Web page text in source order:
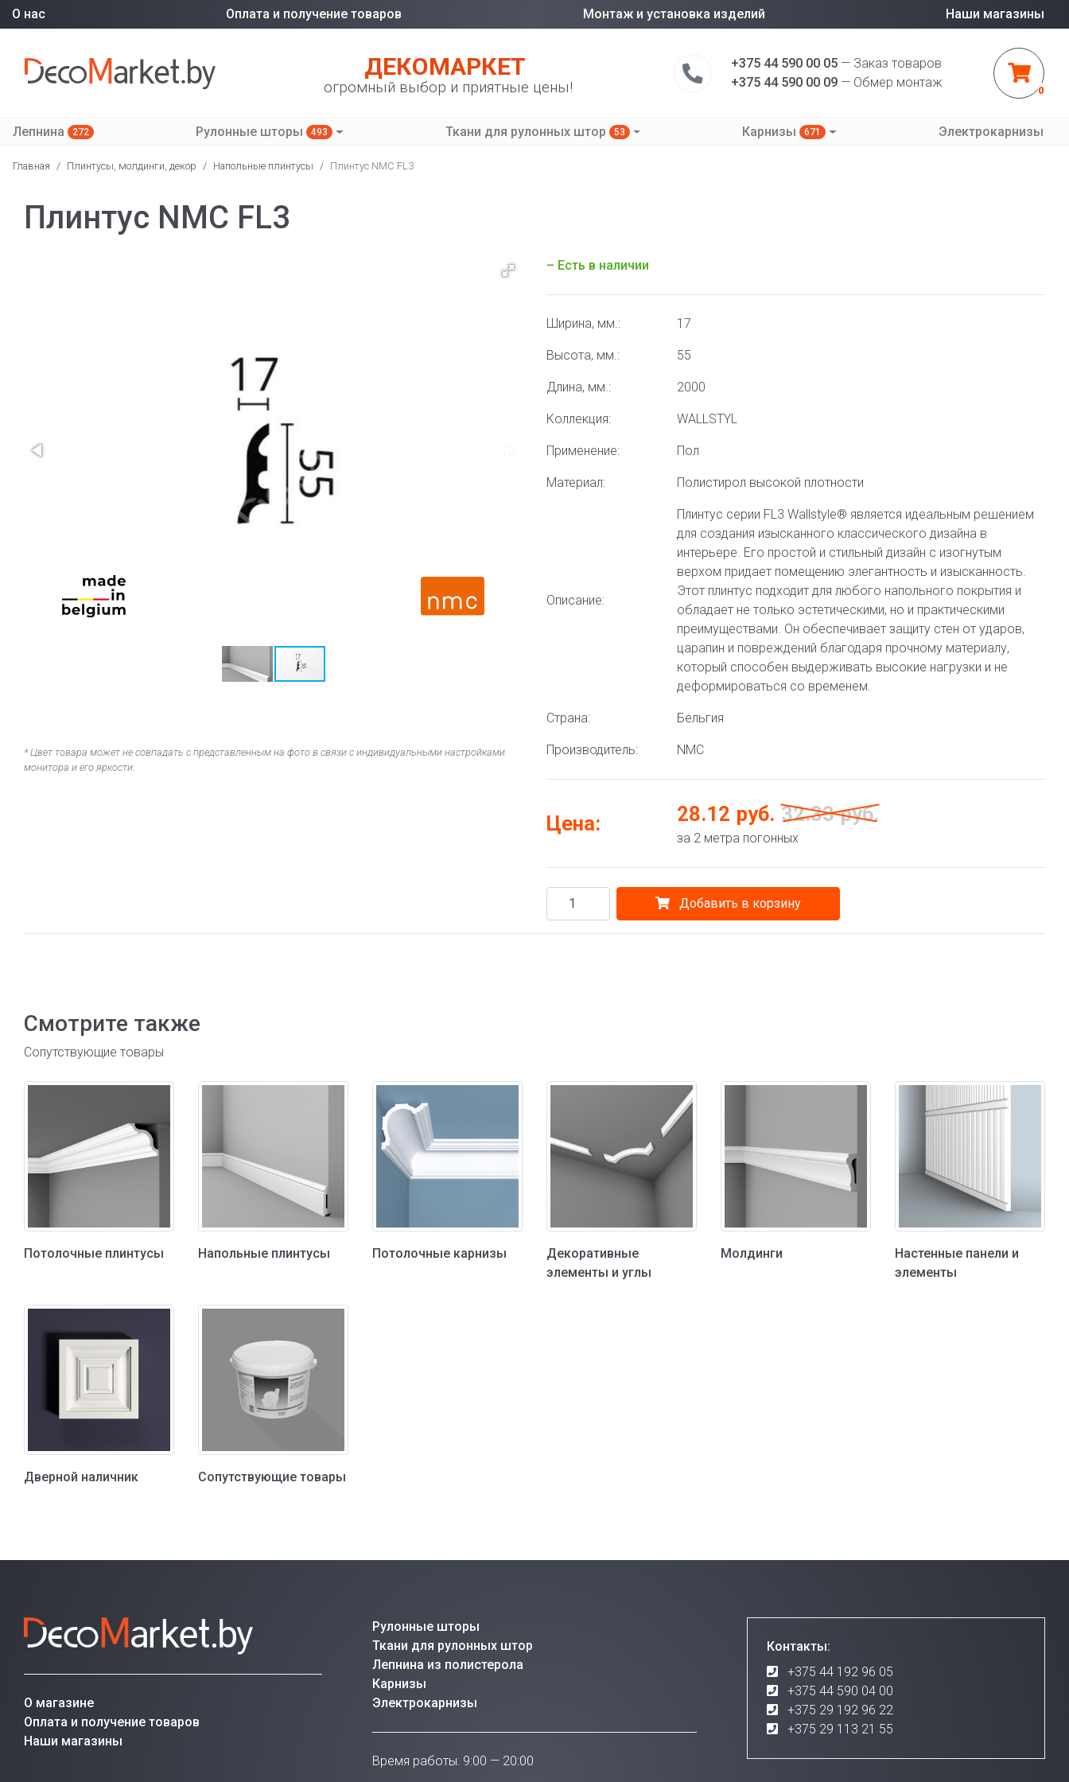
О нас Оплата и получение товаров Монтаж и установка изделий Наши магазины
ДЕКОМАРКЕТ
огромный выбор и приятные цены!
+375 44 590 00 05 — Заказ товаров
+375 44 590 00 09 — Обмер монтаж
0
Лепнина 272 Рулонные шторы 493 Ткани для рулонных штор 53 Карнизы 671 Электрокарнизы
Главная / Плинтусы, молдинги, декор / Напольные плинтусы / Плинтус NMC FL3
Плинтус NMC FL3
* Цвет товара может не совпадать с представленным на фото в связи с индивидуальными настройками
монитора и его яркости.
– Есть в наличии
Ширина, мм.: 17
Высота, мм.: 55
Длина, мм.: 2000
Коллекция: WALLSTYL
Применение: Пол
Материал: Полистирол высокой плотности
Описание:
Плинтус серии FL3 Wallstyle® является идеальным решением
для создания изысканного классического дизайна в
интерьере. Его простой и стильный дизайн с изогнутым
верхом придает помещению элегантность и изысканность.
Этот плинтус подходит для любого напольного покрытия и
обладает не только эстетическими, но и практическими
преимуществами. Он обеспечивает защиту стен от ударов,
царапин и повреждений благодаря прочному материалу,
который способен выдерживать высокие нагрузки и не
деформироваться со временем.
Страна: Бельгия
Производитель: NMC
Цена: 28.12 руб. 32.33 руб.
за 2 метра погонных
Добавить в корзину
Смотрите также
Сопутствующие товары
Потолочные плинтусы Напольные плинтусы Потолочные карнизы
Декоративные
элементы и углы
Молдинги
Настенные панели и
элементы
Дверной наличник Сопутствующие товары
О магазине
Оплата и получение товаров
Наши магазины
Рулонные шторы
Ткани для рулонных штор
Лепнина из полистерола
Карнизы
Электрокарнизы
Время работы: 9:00 — 20:00
Контакты:
+375 44 192 96 05
+375 44 590 04 00
+375 29 192 96 22
+375 29 113 21 55